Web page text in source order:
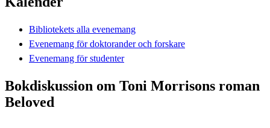
Bibliotekets alla evenemang
Evenemang för doktorander och forskare
Evenemang för studenter
Bokdiskussion om Toni Morrisons roman
Beloved